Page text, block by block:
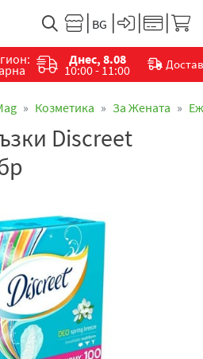
Днес, 8.08
10:00 - 11:00
Козметика За Жената
Discreet